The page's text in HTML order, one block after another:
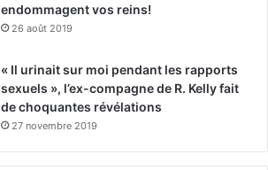
endommagent vos reins!
26 août 2019
« Il urinait sur moi pendant les rapports
sexuels », l’ex-compagne de R. Kelly fait
de choquantes révélations
27 novembre 2019